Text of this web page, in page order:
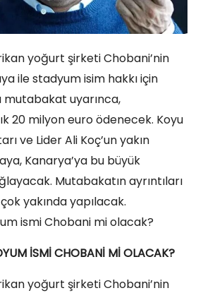
yoğurt şirketi Chobani’nin
ile stadyum isim hakkı için
mutabakat uyarınca,
20 milyon euro ödenecek. Koyu
ve Lider Ali Koç’un yakın
Kanarya’ya bu büyük
Mutabakatın ayrıntıları
yakında yapılacak.
ismi Chobani mi olacak?
İSMİ CHOBANİ Mİ OLACAK?
yoğurt şirketi Chobani’nin